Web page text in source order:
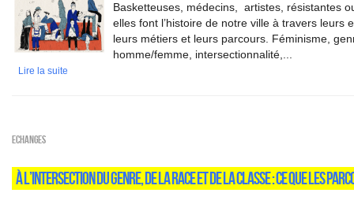
Basketteuses, médecins, artistes, résistantes
elles font l’histoire de notre ville à travers leurs
leurs métiers et leurs parcours. Féminisme,
homme/femme, intersectionnalité,...
Lire la suite
ECHANGES
À L’INTERSECTION DU GENRE, DE LA RACE ET DE LA CLASSE : CE QUE LES